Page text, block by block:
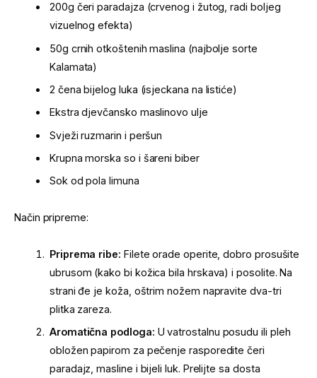
200g čeri paradajza (crvenog i žutog, radi boljeg
vizuelnog efekta)
50g crnih otkoštenih maslina (najbolje sorte
Kalamata)
2 čena bijelog luka (isjeckana na listiće)
Ekstra djevčansko maslinovo ulje
Svježi ruzmarin i peršun
Krupna morska so i šareni biber
Sok od pola limuna
Način pripreme:
Priprema ribe: Filete orade operite, dobro prosušite
ubrusom (kako bi kožica bila hrskava) i posolite. Na
strani đe je koža, oštrim nožem napravite dva-tri
plitka zareza.
Aromatična podloga: U vatrostalnu posudu ili pleh
obložen papirom za pečenje rasporedite čeri
paradajz, masline i bijeli luk. Prelijte sa dosta